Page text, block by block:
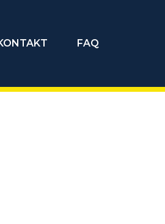
FAQ